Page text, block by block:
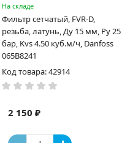
На складе
Фильтр сетчатый, FVR-D,
резьба, латунь, Ду 15 мм, Ру 25
бар, Kvs 4.50 куб.м/ч, Danfoss
065B8241
Код товара: 42914
2 150 ₽